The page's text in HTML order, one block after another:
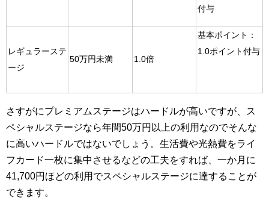
付与
レギュラーステ
ージ
50万円未満 1.0倍
基本ポイント：
1.0ポイント付与
さすがにプレミアムステージはハードルが高いですが、ス
ペシャルステージなら年間50万円以上の利用なのでそんな
に高いハードルではないでしょう。生活費や光熱費をライ
フカード一枚に集中させるなどの工夫をすれば、一か月に
41,700円ほどの利用でスペシャルステージに達することが
できます。